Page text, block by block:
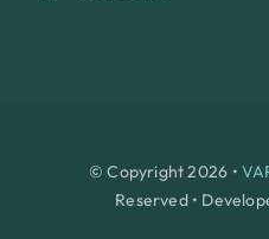
© Copyright 2026 •
Reserved •